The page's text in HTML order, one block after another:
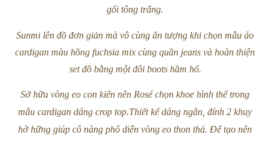
gối tông trắng.
Sunmi lên đồ đơn giản mà vô cùng ấn tượng khi chọn mẫu áo
cardigan màu hồng fuchsia mix cùng quần jeans và hoàn thiện
set đồ bằng một đôi boots hầm hố.
Sở hữu vòng eo con kiến nên Rosé chọn khoe hình thể trong
mẫu cardigan dáng crop top.Thiết kế dáng ngắn, đính 2 khuy
hờ hững giúp cô nàng phô diễn vòng eo thon thả. Để tạo nên